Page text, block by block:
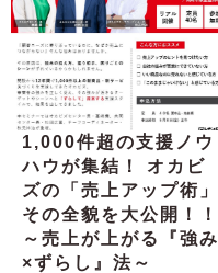
1,000件超の支援ノウ
ハウが集結！ オカビ
ズの「売上アップ術」
その全貌を大公開！！
～売上が上がる『強み
×ずらし』法～